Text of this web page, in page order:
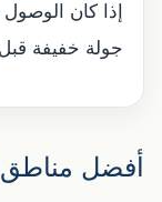
إذا كان
جولة خفيفة
أفضل